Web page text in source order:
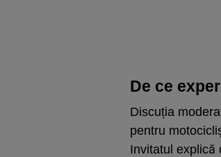
De ce
Discuția
pentru
Invitatul explică